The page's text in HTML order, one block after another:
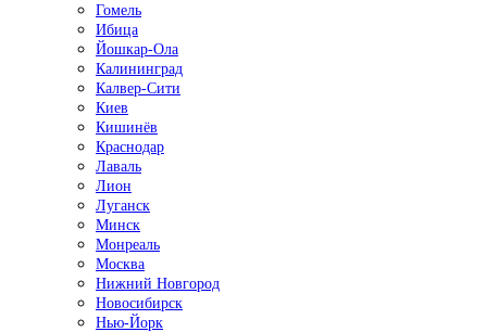
Гомель
Ибица
Йошкар-Ола
Калининград
Калвер-Сити
Киев
Кишинёв
Краснодар
Лаваль
Лион
Луганск
Минск
Монреаль
Москва
Нижний Новгород
Новосибирск
Нью-Йорк